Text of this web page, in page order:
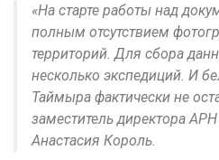
«На старте работы над
полным отсутствием
территорий. Для сбора
несколько экспедиций. И
Таймыра фактически не
заместитель директора
Анастасия Король.